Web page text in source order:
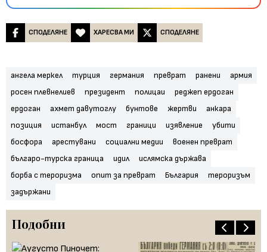
СПОДЕЛЯНЕ ХАРЕСВА МИ СПОДЕЛЯНЕ
ангела меркел турция германия преврат ранени
армия
росен плевнелиев
президент полицаи
реджеп ердоган
ердоган
ахмет давутоглу бунтове жертви
анкара
позиция
истанбул мост граници изявление
убити
босфора
арестувани социални медии
военен преврат
българо-турска граница
идил
ислямска държава
борба с тероризма
опит за преврат България
тероризъм
задържани
Подобни